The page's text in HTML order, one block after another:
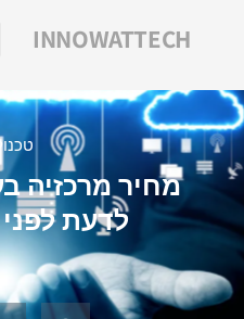
INNOWATTECH
מחיר מרכזיה
לדעת לפני